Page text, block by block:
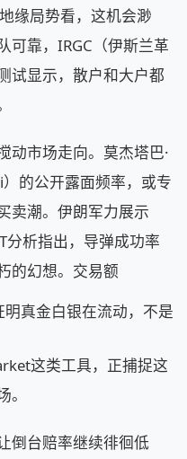
缘局势看，这机会渺
可靠，IRGC（伊斯兰革
试显示，散户和大户都
动市场走向。莫杰塔巴·
的公开露面频率，或专
卖潮。伊朗军力展示
分析指出，导弹成功率
的幻想。交易额
真金白银在流动，不是
这类工具，正捕捉这
倒台赔率继续徘徊低